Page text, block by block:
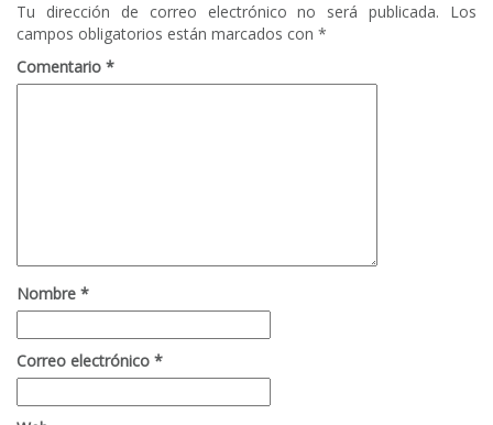
Tu dirección de correo electrónico no será publicada.
Los
campos obligatorios están marcados con *
Comentario *
Nombre *
Correo electrónico *